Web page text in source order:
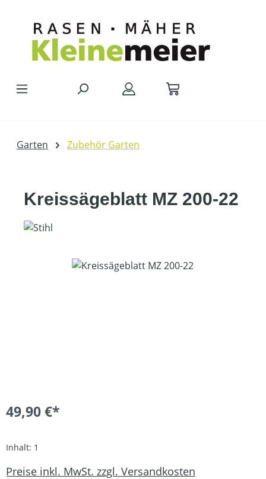
Garten Zubehör Garten
Kreissägeblatt MZ 200-22
Bildergalerie überspringen
49,90 €*
Inhalt: 1
Preise inkl. MwSt. zzgl. Versandkosten